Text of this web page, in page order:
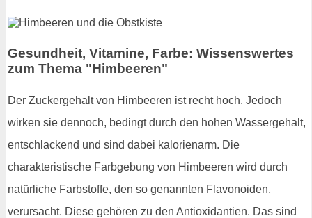
Gesundheit, Vitamine, Farbe: Wissenswertes
zum Thema "Himbeeren"
Der Zuckergehalt von Himbeeren ist recht hoch. Jedoch
wirken sie dennoch, bedingt durch den hohen Wassergehalt,
entschlackend und sind dabei kalorienarm. Die
charakteristische Farbgebung von Himbeeren wird durch
natürliche Farbstoffe, den so genannten Flavonoiden,
verursacht. Diese gehören zu den Antioxidantien. Das sind